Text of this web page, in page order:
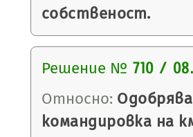
собственост.
Решение № 710 /
Относно:
командировка на